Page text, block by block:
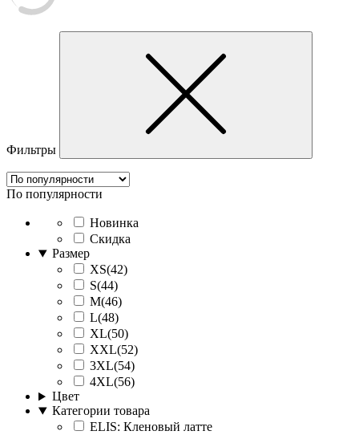
Фильтры
По популярности
Новинка
Скидка
Размер
XS(42)
S(44)
M(46)
L(48)
XL(50)
XXL(52)
3XL(54)
4XL(56)
Цвет
Категории товара
ELIS: Кленовый латте